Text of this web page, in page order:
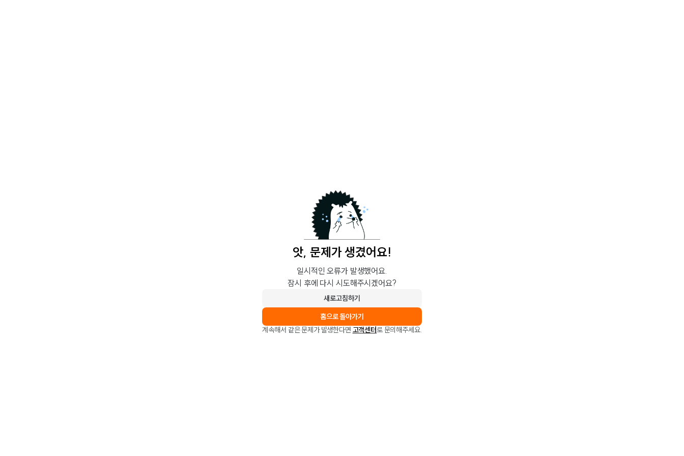
앗, 문제가 생겼어요!
일시적인 오류가 발생했어요.
잠시 후에 다시 시도해주시겠어요?
새로고침하기
홈으로 돌아가기
계속해서 같은 문제가 발생한다면 고객센터로 문의해주세요.